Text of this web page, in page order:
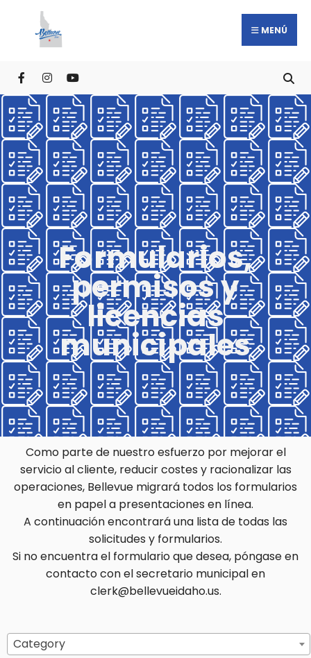
MENÚ
Formularios,
permisos y
licencias
municipales
Como parte de nuestro esfuerzo por mejorar el
servicio al cliente, reducir costes y racionalizar las
operaciones, Bellevue migrará todos los formularios
en papel a presentaciones en línea.
A continuación encontrará una lista de todas las
solicitudes y formularios.
Si no encuentra el formulario que desea, póngase en
contacto con el secretario municipal en
clerk@bellevueidaho.us.
Category